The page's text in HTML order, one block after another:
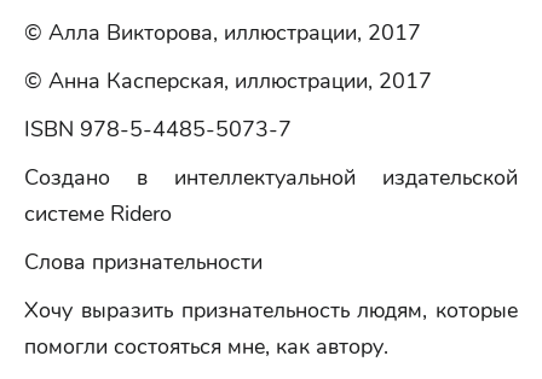
© Алла Викторова, иллюстрации, 2017
© Анна Касперская, иллюстрации, 2017
ISBN 978-5-4485-5073-7
Создано в интеллектуальной издательской
системе Ridero
Слова признательности
Хочу выразить признательность людям, которые
помогли состояться мне, как автору.